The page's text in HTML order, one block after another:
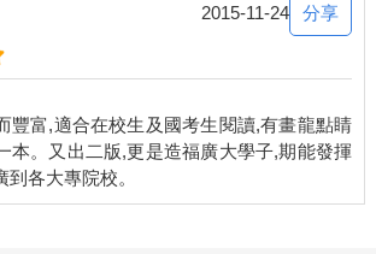
2015-11-24 分享
豐富,適合在校生及國考生閱讀,有畫龍點睛
本。又出二版,更是造福廣大學子,期能發揮